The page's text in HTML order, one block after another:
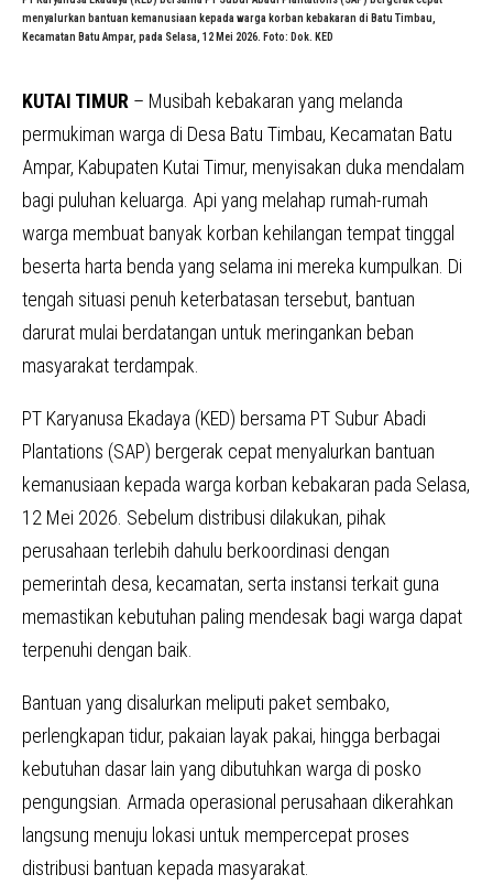
menyalurkan bantuan kemanusiaan kepada warga korban kebakaran di Batu Timbau,
Kecamatan Batu Ampar, pada Selasa, 12 Mei 2026. Foto: Dok. KED
KUTAI TIMUR – Musibah kebakaran yang melanda
permukiman warga di Desa Batu Timbau, Kecamatan Batu
Ampar, Kabupaten Kutai Timur, menyisakan duka mendalam
bagi puluhan keluarga. Api yang melahap rumah-rumah
warga membuat banyak korban kehilangan tempat tinggal
beserta harta benda yang selama ini mereka kumpulkan. Di
tengah situasi penuh keterbatasan tersebut, bantuan
darurat mulai berdatangan untuk meringankan beban
masyarakat terdampak.
PT Karyanusa Ekadaya (KED) bersama PT Subur Abadi
Plantations (SAP) bergerak cepat menyalurkan bantuan
kemanusiaan kepada warga korban kebakaran pada Selasa,
12 Mei 2026. Sebelum distribusi dilakukan, pihak
perusahaan terlebih dahulu berkoordinasi dengan
pemerintah desa, kecamatan, serta instansi terkait guna
memastikan kebutuhan paling mendesak bagi warga dapat
terpenuhi dengan baik.
Bantuan yang disalurkan meliputi paket sembako,
perlengkapan tidur, pakaian layak pakai, hingga berbagai
kebutuhan dasar lain yang dibutuhkan warga di posko
pengungsian. Armada operasional perusahaan dikerahkan
langsung menuju lokasi untuk mempercepat proses
distribusi bantuan kepada masyarakat.